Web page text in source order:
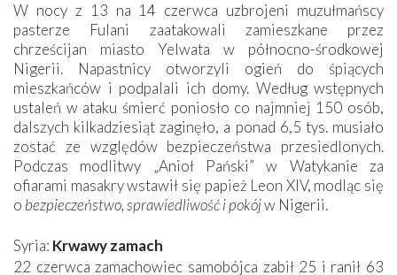
W nocy z 13 na 14 czerwca uzbrojeni muzułmańscy
pasterze Fulani zaatakowali zamieszkane przez
chrześcijan miasto Yelwata w północno-środkowej
Nigerii. Napastnicy otworzyli ogień do śpiących
mieszkańców i podpalali ich domy. Według wstępnych
ustaleń w ataku śmierć poniosło co najmniej 150 osób,
dalszych kilkadziesiąt zaginęło, a ponad 6,5 tys. musiało
zostać ze względów bezpieczeństwa przesiedlonych.
Podczas modlitwy „Anioł Pański” w Watykanie za
ofiarami masakry wstawił się papież Leon XIV, modląc się
o bezpieczeństwo, sprawiedliwość i pokójw Nigerii.
Syria: Krwawy zamach
22 czerwca zamachowiec samobójca zabił 25 i ranił 63